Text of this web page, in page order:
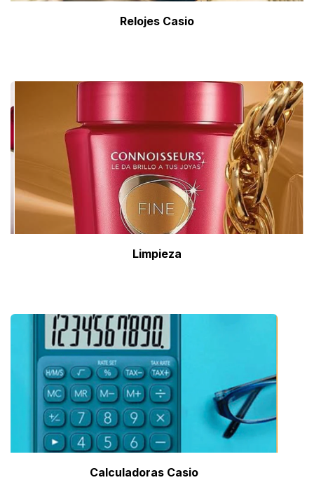
Relojes Casio
Limpieza
Calculadoras Casio